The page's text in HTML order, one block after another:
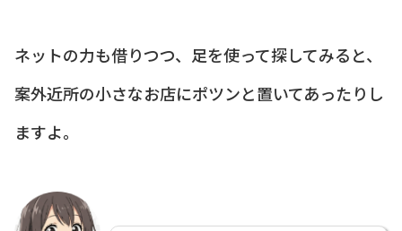
ネットの力も借りつつ、足を使って探してみると、
案外近所の小さなお店にポツンと置いてあったりし
ますよ。